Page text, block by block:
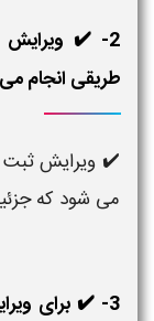
طریقی انجام
✔️ ویرایش ثبت
می شود که